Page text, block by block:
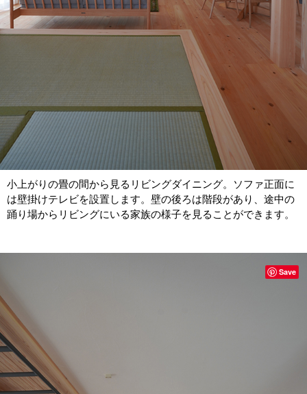
小上がりの畳の間から見るリビングダイニング。ソファ正面に
は壁掛けテレビを設置します。壁の後ろは階段があり、途中の
踊り場からリビングにいる家族の様子を見ることができます。
Save